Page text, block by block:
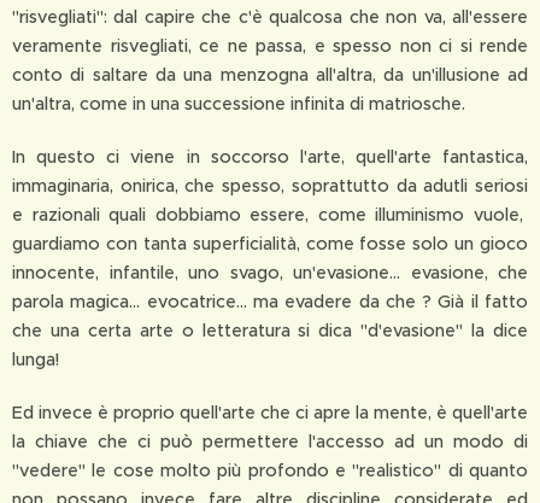
"risvegliati": dal capire che c'è qualcosa che non va, all'essere
veramente risvegliati, ce ne passa, e spesso non ci si rende
conto di saltare da una menzogna all'altra, da un'illusione ad
un'altra, come in una successione infinita di matriosche.
In questo ci viene in soccorso l'arte, quell'arte fantastica,
immaginaria, onirica, che spesso, soprattutto da adutli seriosi
e razionali quali dobbiamo essere, come illuminismo vuole,
guardiamo con tanta superficialità, come fosse solo un gioco
innocente, infantile, uno svago, un'evasione... evasione, che
parola magica... evocatrice... ma evadere da che ? Già il fatto
che una certa arte o letteratura si dica "d'evasione" la dice
lunga!
Ed invece è proprio quell'arte che ci apre la mente, è quell'arte
la chiave che ci può permettere l'accesso ad un modo di
"vedere" le cose molto più profondo e "realistico" di quanto